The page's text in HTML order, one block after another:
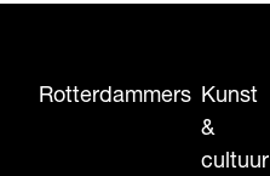
Rotterdammers Kunst
&
cultuur